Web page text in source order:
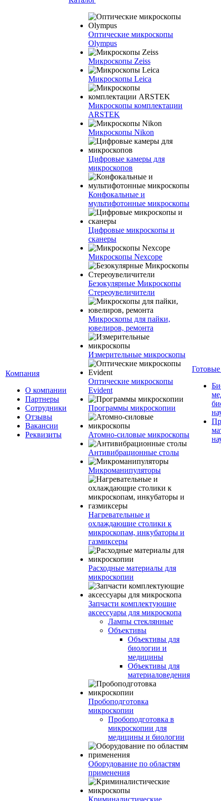
Компания
О компании
Партнеры
Сотрудники
Отзывы
Вакансии
Реквизиты
Оптические микроскопы
Olympus
Микроскопы Zeiss
Микроскопы Leica
Микроскопы комплектации
ARSTEK
Микроскопы Nikon
Цифровые камеры для
микроскопов
Конфокальные и
мультифотонные микроскопы
Цифровые микроскопы и
сканеры
Микроскопы Nexcope
Безокулярные Микроскопы
Стереоувеличители
Микроскопы для пайки,
ювелиров, ремонта
Измерительные микроскопы
Оптические микроскопы
Evident
Программы микроскопии
Атомно-силовые микроскопы
Антивибрационные столы
Микроманипуляторы
Нагревательные и
охлаждающие столики к
микроскопам, инкубаторы и
газмиксеры
Расходные материалы для
микроскопии
Запчасти комплектующие
аксессуары для микроскопа
Лампы стеклянные
Объективы
Объективы для
биологии и
медицины
Объективы для
материаловедения
Пробоподготовка
микроскопии
Пробоподготовка в
микроскопии для
медицины и биологии
Оборудование по областям
применения
Криминалистические